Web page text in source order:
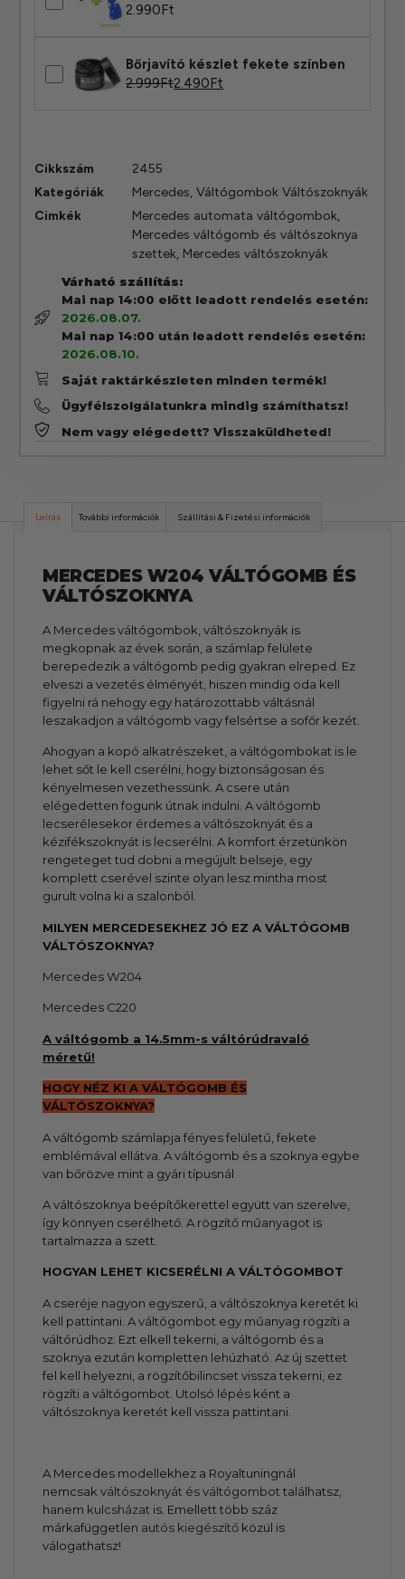
2.990Ft
Bőrjavító készlet fekete színben
2.999Ft2.490Ft
Cikkszám
2455
Kategóriák
Mercedes,Váltógombok Váltószoknyák
Cimkék
Mercedes automata váltógombok,
Mercedes váltógomb és váltószoknya
szettek, Mercedes váltószoknyák
Várható szállítás:
Mai nap 14:00 előtt leadott rendelés esetén:
2026.08.07.
Mai nap 14:00 után leadott rendelés esetén:
2026.08.10.
Saját raktárkészleten minden termék!
Ügyfélszolgálatunkra mindig számíthatsz!
Nem vagy elégedett? Visszaküldheted!
Leírás További információk Szállítási & Fizetési információk
MERCEDES W204 VÁLTÓGOMB ÉS
VÁLTÓSZOKNYA
A Mercedes váltógombok, váltószoknyák is
megkopnak az évek során, a számlap felülete
berepedezik a váltógomb pedig gyakran elreped. Ez
elveszi a vezetés élményét, hiszen mindig oda kell
figyelni rá nehogy egy határozottabb váltásnál
leszakadjon a váltógomb vagy felsértse a sofőr kezét.
Ahogyan a kopó alkatrészeket, a váltógombokat is le
lehet sőt le kell cserélni, hogy biztonságosan és
kényelmesen vezethessünk. A csere után
elégedetten fogunk útnak indulni. A váltógomb
lecserélesekor érdemes a váltószoknyát és a
kézifékszoknyát is lecserélni. A komfort érzetünkön
rengeteget tud dobni a megújult belseje, egy
komplett cserével szinte olyan lesz mintha most
gurult volna ki a szalonból.
MILYEN MERCEDESEKHEZ JÓ EZ A VÁLTÓGOMB
VÁLTÓSZOKNYA?
Mercedes W204
Mercedes C220
A váltógomb a 14.5mm-s váltórúdravaló
méretű!
HOGY NÉZ KI A VÁLTÓGOMB ÉS
VÁLTÓSZOKNYA?
A váltógomb számlapja fényes felületű, fekete
emblémával ellátva. A váltógomb és a szoknya egybe
van bőrözve mint a gyári típusnál
A váltószoknya beépítőkerettel együtt van szerelve,
így könnyen cserélhető. A rögzítő műanyagot is
tartalmazza a szett.
HOGYAN LEHET KICSERÉLNI A VÁLTÓGOMBOT
A cseréje nagyon egyszerű, a váltószoknya keretét ki
kell pattintani. A váltógombot egy műanyag rögzíti a
váltórúdhoz. Ezt elkell tekerni, a váltógomb és a
szoknya ezután kompletten lehúzható. Az új szettet
fel kell helyezni, a rögzítőbilincset vissza tekerni, ez
rögzíti a váltógombot. Utolsó lépés ként a
váltószoknya keretét kell vissza pattintani.
A Mercedes modellekhez a Royaltuningnál
nemcsakváltószoknyát és váltógombottalálhatsz,
hanem kulcsházat is. Emellett több száz
márkafüggetlen autós kiegészítő közül is
válogathatsz!